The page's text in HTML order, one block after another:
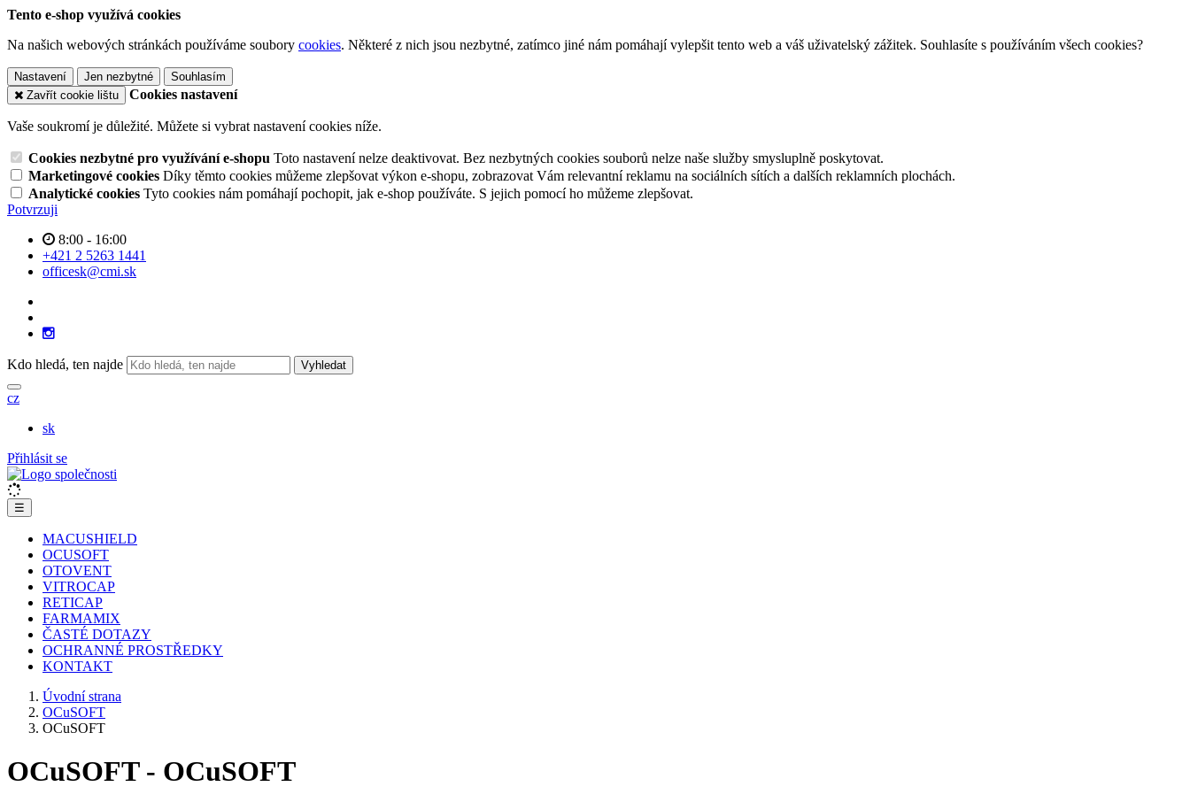
Tento e-shop využívá cookies
Na našich webových stránkách používáme soubory cookies. Některé z nich jsou nezbytné, zatímco jiné nám pomáhají vylepšit tento web a váš uživatelský zážitek. Souhlasíte s používáním všech cookies?
Nastavení Jen nezbytné
Souhlasím
Zavřít cookie lištu
Cookies nastavení
Vaše soukromí je důležité. Můžete si vybrat nastavení cookies níže.
Cookies nezbytné pro využívání e-shopu Toto nastavení nelze deaktivovat. Bez nezbytných cookies souborů nelze naše služby smysluplně poskytovat.
Marketingové cookies Díky těmto cookies můžeme zlepšovat výkon e-shopu, zobrazovat Vám relevantní reklamu na sociálních sítích a dalších reklamních plochách.
Analytické cookies Tyto cookies nám pomáhají pochopit, jak e-shop používáte. S jejich pomocí ho můžeme zlepšovat.
Potvrzuji
8:00 - 16:00
+421 2 5263 1441
officesk@cmi.sk
Kdo hledá, ten najde Vyhledat
cz
sk
Přihlásit se
☰
MACUSHIELD
OCUSOFT
OTOVENT
VITROCAP
RETICAP
FARMAMIX
ČASTÉ DOTAZY
OCHRANNÉ PROSTŘEDKY
KONTAKT
Úvodní strana
OCuSOFT
OCuSOFT
OCuSOFT - OCuSOFT